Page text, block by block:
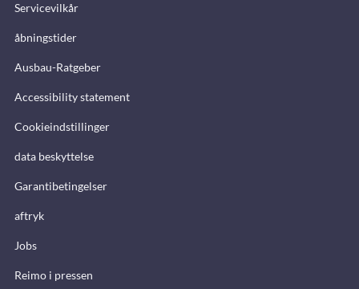
Servicevilkår
åbningstider
Ausbau-Ratgeber
Accessibility statement
Cookieindstillinger
data beskyttelse
Garantibetingelser
aftryk
Jobs
Reimo i pressen